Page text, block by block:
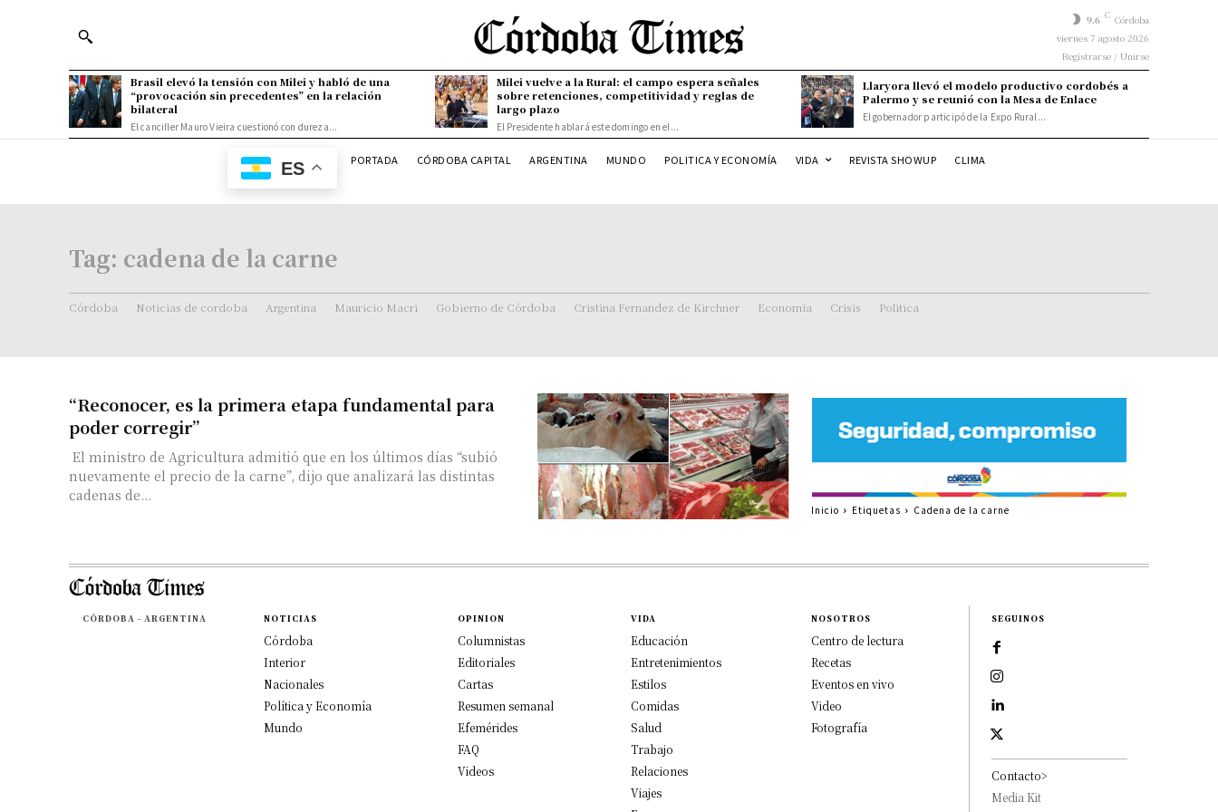
9.6 C Córdoba
viernes 7 agosto 2026
Registrarse / Unirse
Brasil elevó la tensión con Milei y habló de una
“provocación sin precedentes” en la relación
bilateral
El canciller Mauro Vieira cuestionó con dureza...
Milei vuelve a la Rural: el campo espera señales
sobre retenciones, competitividad y reglas de
largo plazo
El Presidente hablará este domingo en el...
Llaryora llevó el modelo productivo cordobés a
Palermo y se reunió con la Mesa de Enlace
El gobernador participó de la Expo Rural...
ES PORTADA CÓRDOBA CAPITAL ARGENTINA MUNDO POLITICA Y ECONOMÍA VIDA REVISTA SHOWUP CLIMA
Tag: cadena de la carne
Córdoba Noticias de cordoba Argentina Mauricio Macri Gobierno de Córdoba Cristina Fernandez de Kirchner Economía Crisis Politica
“Reconocer, es la primera etapa fundamental para
poder corregir”
El ministro de Agricultura admitió que en los últimos días “subió
nuevamente el precio de la carne”, dijo que analizará las distintas
cadenas de...
Inicio Etiquetas Cadena de la carne
CÓRDOBA - ARGENTINA NOTICIAS
Córdoba
Interior
Nacionales
Política y Economía
Mundo
OPINION
Columnistas
Editoriales
Cartas
Resumen semanal
Efemérides
FAQ
Videos
VIDA
Educación
Entretenimientos
Estilos
Comidas
Salud
Trabajo
Relaciones
Viajes
NOSOTROS
Centro de lectura
Recetas
Eventos en vivo
Video
Fotografía
SEGUINOS
Contacto>
Media Kit